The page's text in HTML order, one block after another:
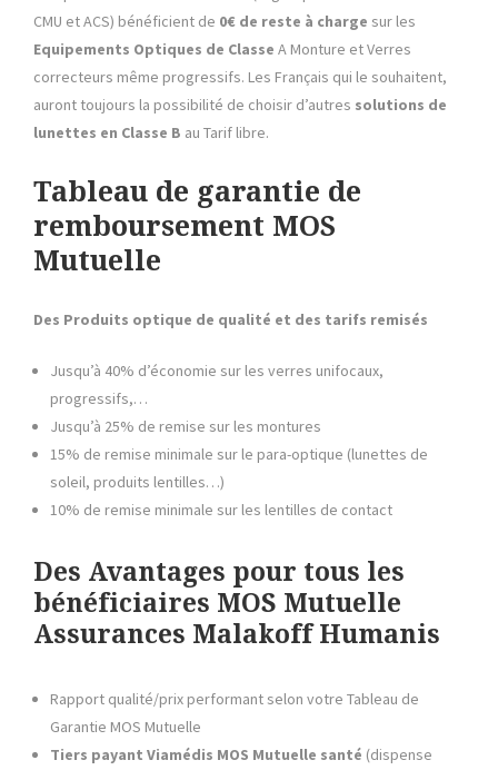
CMU et ACS) bénéficient de 0€ de reste à charge sur les
Equipements Optiques de Classe A Monture et Verres
correcteurs même progressifs. Les Français qui le souhaitent,
auront toujours la possibilité de choisir d’autres solutions de
lunettes en Classe B au Tarif libre.
Tableau de garantie de
remboursement MOS
Mutuelle
Des Produits optique de qualité et des tarifs remisés
Jusqu’à 40% d’économie sur les verres unifocaux,
progressifs,…
Jusqu’à 25% de remise sur les montures
15% de remise minimale sur le para-optique (lunettes de
soleil, produits lentilles…)
10% de remise minimale sur les lentilles de contact
Des Avantages pour tous les
bénéficiaires MOS Mutuelle
Assurances Malakoff Humanis
Rapport qualité/prix performant selon votre Tableau de
Garantie MOS Mutuelle
Tiers payant Viamédis MOS Mutuelle santé (dispense